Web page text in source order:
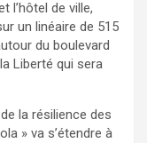
l’hôtel de ville,
un linéaire de 515
du boulevard
Liberté qui sera
la résilience des
» va s’étendre à